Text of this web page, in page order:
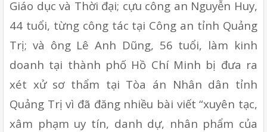
Giáo dục và Thời đại; cựu công an Nguyễn Huy,
44 tuổi, từng công tác tại Công an tỉnh Quảng
Trị; và ông Lê Anh Dũng, 56 tuổi, làm kinh
doanh tại thành phố Hồ Chí Minh bị đưa ra
xét xử sơ thẩm tại Tòa án Nhân dân tỉnh
Quảng Trị vì đã đăng nhiều bài viết “xuyên tạc,
xâm phạm uy tín, danh dự, nhân phẩm của